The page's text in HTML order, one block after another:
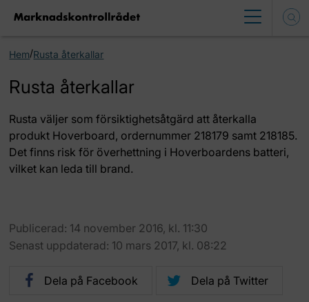
Hem/Rusta återkallar
Rusta återkallar
Rusta väljer som försiktighetsåtgärd att återkalla
produkt Hoverboard, ordernummer 218179 samt 218185.
Det finns risk för överhettning i Hoverboardens batteri,
vilket kan leda till brand.
Publicerad: 14 november 2016, kl. 11:30
Senast uppdaterad: 10 mars 2017, kl. 08:22
Dela på Facebook Dela på Twitter